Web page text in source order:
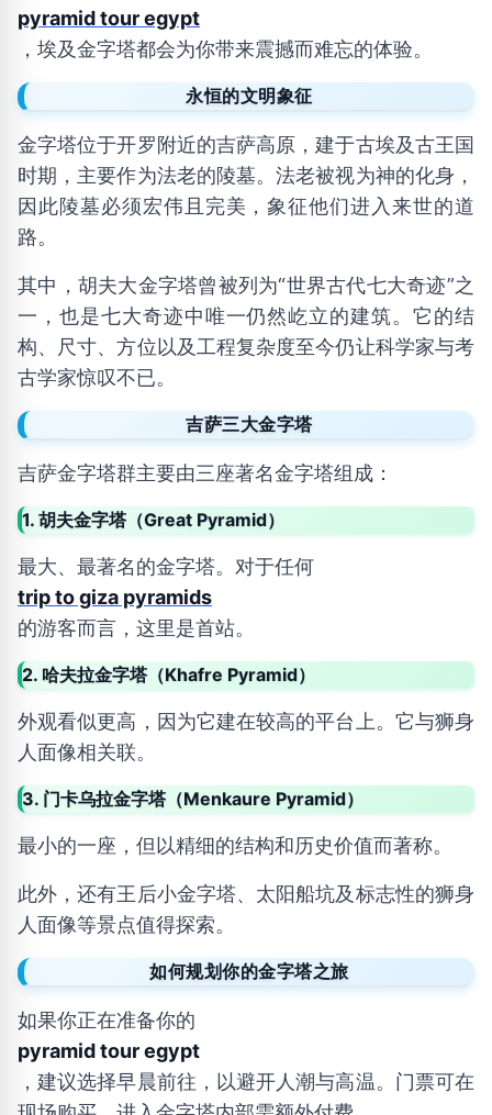
pyramid tour egypt
，埃及金字塔都会为你带来震撼而难忘的体验。
永恒的文明象征
金字塔位于开罗附近的吉萨高原，建于古埃及古王国
时期，主要作为法老的陵墓。法老被视为神的化身，
因此陵墓必须宏伟且完美，象征他们进入来世的道
路。
其中，胡夫大金字塔曾被列为“世界古代七大奇迹”之
一，也是七大奇迹中唯一仍然屹立的建筑。它的结
构、尺寸、方位以及工程复杂度至今仍让科学家与考
古学家惊叹不已。
吉萨三大金字塔
吉萨金字塔群主要由三座著名金字塔组成：
1. 胡夫金字塔（Great Pyramid）
最大、最著名的金字塔。对于任何
trip to giza pyramids
的游客而言，这里是首站。
2. 哈夫拉金字塔（Khafre Pyramid）
外观看似更高，因为它建在较高的平台上。它与狮身
人面像相关联。
3. 门卡乌拉金字塔（Menkaure Pyramid）
最小的一座，但以精细的结构和历史价值而著称。
此外，还有王后小金字塔、太阳船坑及标志性的狮身
人面像等景点值得探索。
如何规划你的金字塔之旅
如果你正在准备你的
pyramid tour egypt
，建议选择早晨前往，以避开人潮与高温。门票可在